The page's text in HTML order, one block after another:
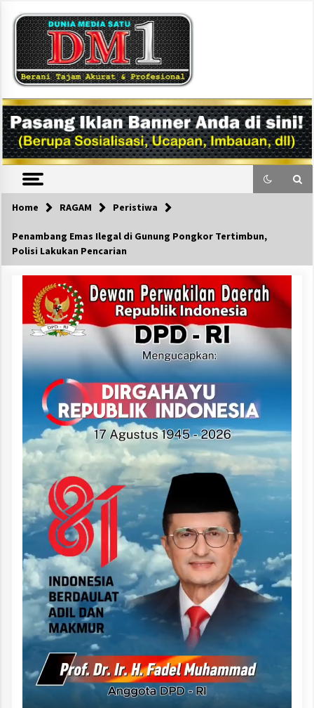
content
DM1
Home RAGAM Peristiwa
Penambang Emas Ilegal di Gunung Pongkor Tertimbun,
Polisi Lakukan Pencarian